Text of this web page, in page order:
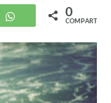
WhatsApp
0
COMPARTIR